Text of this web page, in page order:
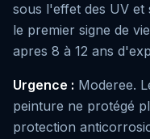
sous l'effet des UV
le premier signe de
apres 8 à 12 ans
Urgence : Moderee.
peinture ne protégé
protection